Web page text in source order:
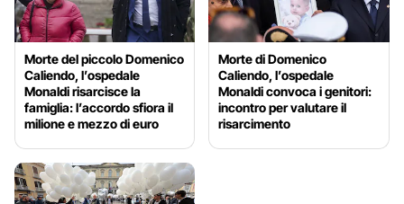
Morte del piccolo Domenico
Caliendo, l’ospedale
Monaldi risarcisce la
famiglia: l’accordo sfiora il
milione e mezzo di euro
Morte di Domenico
Caliendo, l’ospedale
Monaldi convoca i genitori:
incontro per valutare il
risarcimento